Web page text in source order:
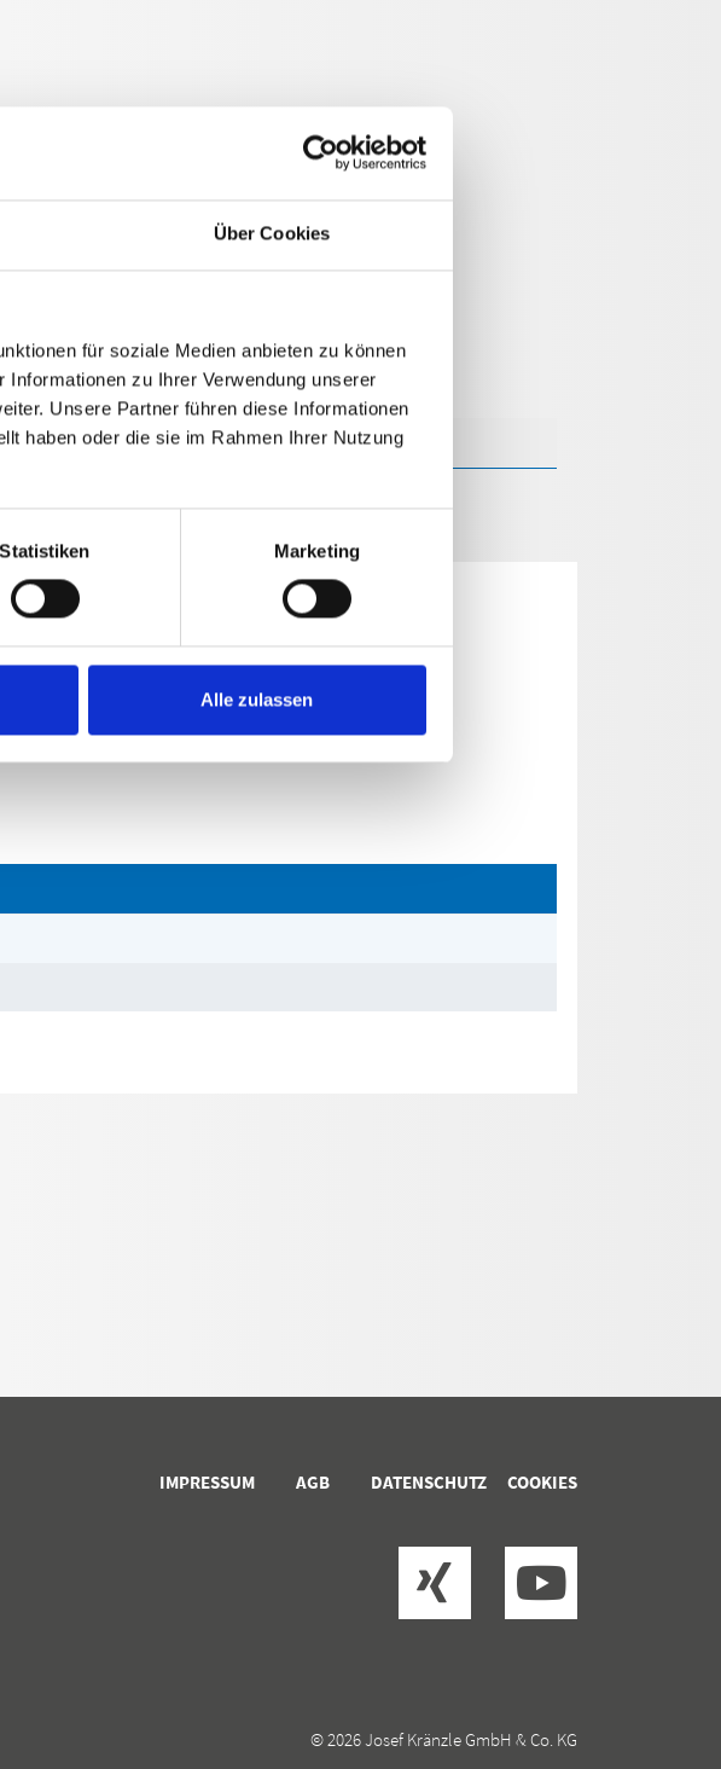
Über Cookies
für soziale Medien anbieten zu können
zu Ihrer Verwendung unserer
Unsere Partner führen diese Informationen
haben oder die sie im Rahmen Ihrer Nutzung
Statistiken Marketing
Alle zulassen
IMPRESSUM AGB DATENSCHUTZ COOKIES
© 2026 Josef Kränzle GmbH & Co. KG